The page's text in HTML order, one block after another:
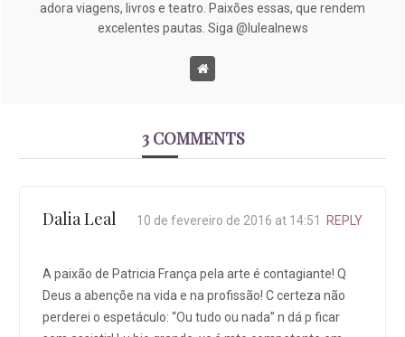
adora viagens, livros e teatro. Paixões essas, que rendem
excelentes pautas. Siga @lulealnews
3 COMMENTS
Dalia Leal 10 de fevereiro de 2016 at 14:51 REPLY
A paixão de Patricia França pela arte é contagiante! Q
Deus a abençõe na vida e na profissão! C certeza não
perderei o espetáculo: “Ou tudo ou nada” n dá p ficar